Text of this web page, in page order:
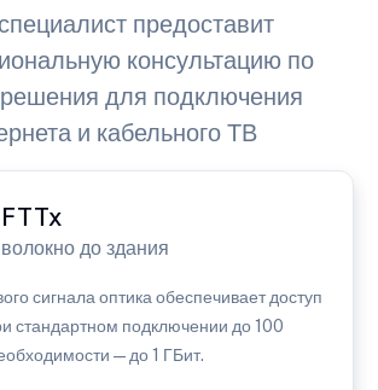
предоставит
консультацию по
для подключения
и кабельного ТВ
до здания
сигнала оптика обеспечивает доступ
стандартном подключении до 100
— до 1 ГБит.